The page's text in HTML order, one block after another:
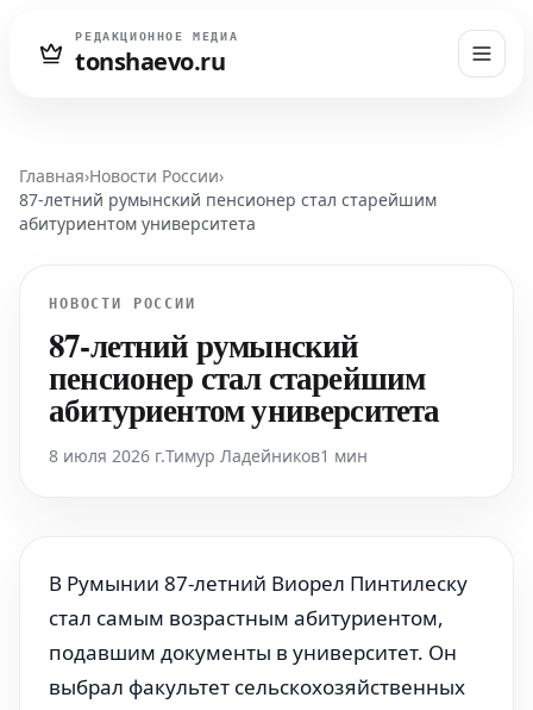
РЕДАКЦИОННОЕ МЕДИА
tonshaevo.ru
Главная›Новости России›
87-летний румынский пенсионер стал старейшим
абитуриентом университета
НОВОСТИ РОССИИ
87-летний румынский
пенсионер стал старейшим
абитуриентом университета
8 июля 2026 г.Тимур Ладейников1 мин
В Румынии 87-летний Виорел Пинтилеску
стал самым возрастным абитуриентом,
подавшим документы в университет. Он
выбрал факультет сельскохозяйственных